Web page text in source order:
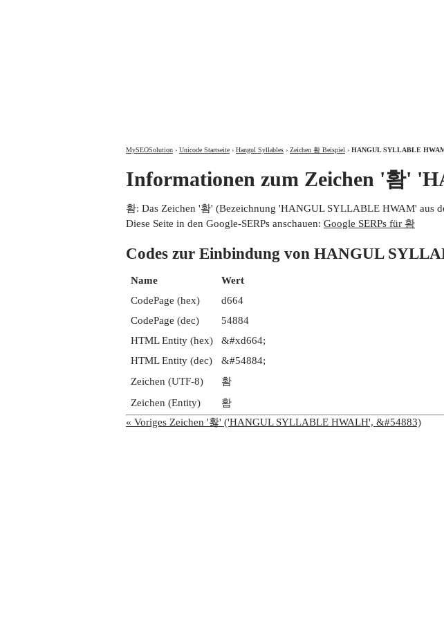
MySEOSolution › Unicode Startseite › Hangul Syllables › Zeichen 홤 Beispiel › HANGUL SYLLABLE
Informationen zum Zeichen '홤'
홤: Das Zeichen '홤' (Bezeichnung 'HANGUL SYLLABLE HWAM' aus
Diese Seite in den Google-SERPs anschauen: Google SERPs für 홤
Codes zur Einbindung von HANGUL
Name
Wert
CodePage (hex)
d664
CodePage (dec)
54884
HTML Entity (hex)
&#xd664;
HTML Entity (dec)
&#54884;
Zeichen (UTF-8)
홤
Zeichen (Entity)
홤
« Voriges Zeichen '홣' ('HANGUL SYLLABLE HWALH', &#54883)